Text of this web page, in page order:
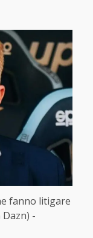
fanno litigare
-